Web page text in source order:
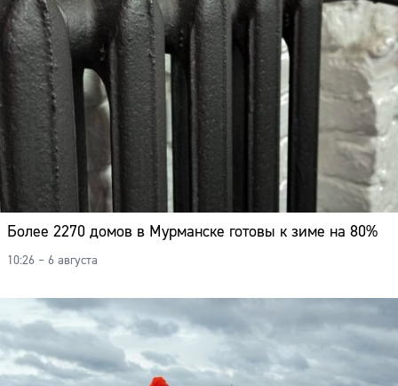
Более 2270 домов в Мурманске готовы к зиме на 80%
10:26 – 6 августа